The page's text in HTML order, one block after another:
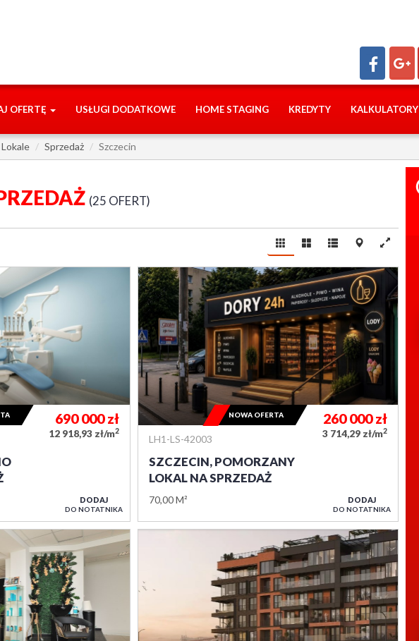
OFERTĘ USŁUGI DODATKOWE HOME STAGING KREDYTY KALKULATORY
Lokale Sprzedaż Szczecin
25 OFERT
690 000zł
12 918,93 zł/m2
DODAJ
DO NOTATNIKA
LH1-LS-42003
SZCZECIN, POMORZANY
LOKAL NA SPRZEDAŻ
70,00 M²
260 000zł
3 714,29 zł/m2
NOWA OFERTA
DODAJ
DO NOTATNIKA